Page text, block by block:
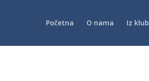
Početna O nama Iz